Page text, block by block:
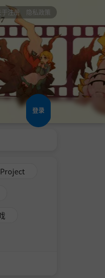
于注册 隐私政策
登录